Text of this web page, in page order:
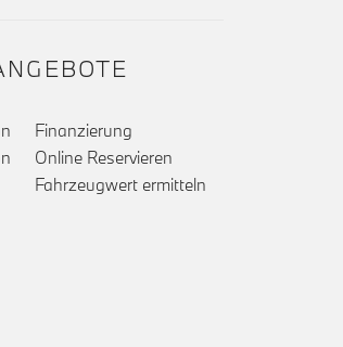
Finanzierung
Online Reservieren
Fahrzeugwert ermitteln